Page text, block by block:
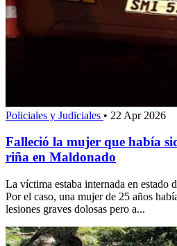
Policiales y Judiciales • 22 Apr 2026
Falleció la mujer que había
riña en Maldonado
La víctima estaba internada en estado
Por el caso, una mujer de 25 años
lesiones graves dolosas pero a...